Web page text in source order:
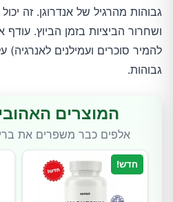
גבוהות מהרגיל של אנדרוגן. זה
ושחרור הביציות בזמן הביוץ. עודף
להמיר סוכרים ועמילנים לאנרגיה)
גבוהות.
המוצרים
אלפים כבר משפרים את
חדש!